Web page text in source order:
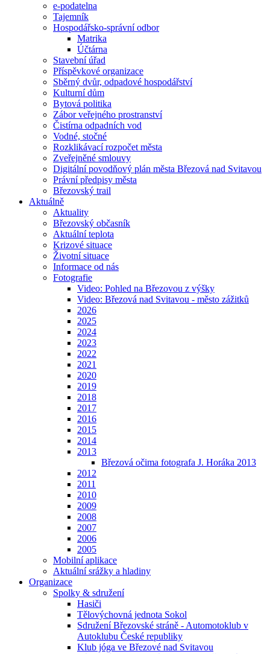
e-podatelna
Tajemník
Hospodářsko-správní odbor
Matrika
Účtárna
Stavební úřad
Příspěvkové organizace
Sběrný dvůr, odpadové hospodářství
Kulturní dům
Bytová politika
Zábor veřejného prostranství
Čistírna odpadních vod
Vodné, stočné
Rozklikávací rozpočet města
Zveřejněné smlouvy
Digitální povodňový plán města Březová nad Svitavou
Právní předpisy města
Březovský trail
Aktuálně
Aktuality
Březovský občasník
Aktuální teplota
Krizové situace
Životní situace
Informace od nás
Fotografie
Video: Pohled na Březovou z výšky
Video: Březová nad Svitavou - město zážitků
2026
2025
2024
2023
2022
2021
2020
2019
2018
2017
2016
2015
2014
2013
Březová očima fotografa J. Horáka 2013
2012
2011
2010
2009
2008
2007
2006
2005
Mobilní aplikace
Aktuální srážky a hladiny
Organizace
Spolky & sdružení
Hasiči
Tělovýchovná jednota Sokol
Sdružení Březovské stráně - Automotoklub v
Autoklubu České republiky
Klub jóga ve Březové nad Svitavou